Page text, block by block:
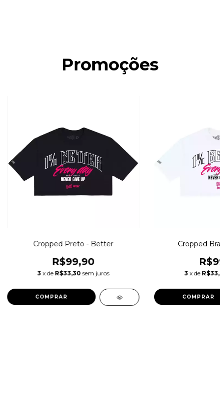
Promoções
Cropped Preto - Better
R$99,90
3 x de R$33,30 sem juros
COMPRAR
Cropped
3 x de
COMPRAR